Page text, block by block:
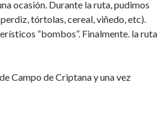
ocasión. Durante la ruta, pudimos
tórtolas, cereal, viñedo, etc).
“bombos”. Finalmente. la ruta
Campo de Criptana y una vez